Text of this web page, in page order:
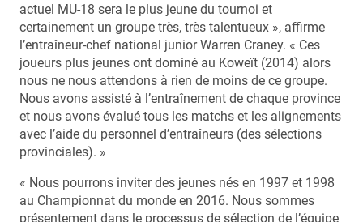
actuel MU-18 sera le plus jeune du tournoi et
certainement un groupe très, très talentueux », affirme
l’entraîneur-chef national junior Warren Craney. « Ces
joueurs plus jeunes ont dominé au Koweït (2014) alors
nous ne nous attendons à rien de moins de ce groupe.
Nous avons assisté à l’entraînement de chaque province
et nous avons évalué tous les matchs et les alignements
avec l’aide du personnel d’entraîneurs (des sélections
provinciales). »
« Nous pourrons inviter des jeunes nés en 1997 et 1998
au Championnat du monde en 2016. Nous sommes
présentement dans le processus de sélection de l’équipe